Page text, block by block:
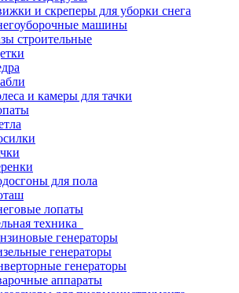
и скреперы для уборки снега
машины
строительные
и камеры для тачки
для пола
лопаты
техника
генераторы
генераторы
генераторы
аппараты